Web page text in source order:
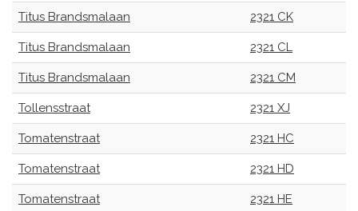
Titus Brandsmalaan 2321 CK
Titus Brandsmalaan 2321 CL
Titus Brandsmalaan 2321 CM
Tollensstraat 2321 XJ
Tomatenstraat 2321 HC
Tomatenstraat 2321 HD
Tomatenstraat 2321 HE